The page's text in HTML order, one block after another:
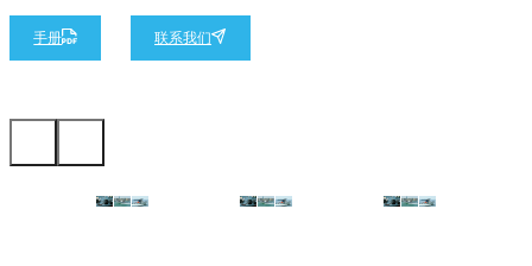
手册 联系我们